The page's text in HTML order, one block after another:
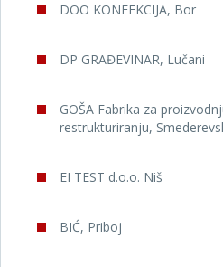
DOO KONFEKCIJA, Bor
DP GRAĐEVINAR, Lučani
GOŠA Fabrika za
restrukturiranju,
EI TEST d.o.o. Niš
BIĆ, Priboj